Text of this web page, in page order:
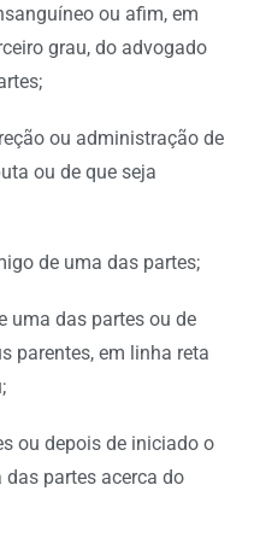
ou afim, em
grau, do advogado
ou administração de
ou de que seja
de uma das partes;
uma das partes ou de
parentes, em linha reta
ou depois de iniciado o
partes acerca do